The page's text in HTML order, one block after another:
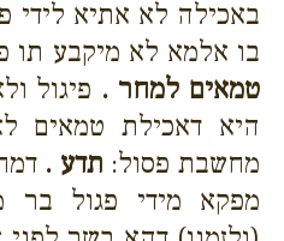
באכילה לא אתיא לידי
בו אלמא לא מיקבע תו
טמאים למחר . פיגול
היא דאכילת טמאים
מחשבת פסול: תדע .
מפקא מידי פגול בר